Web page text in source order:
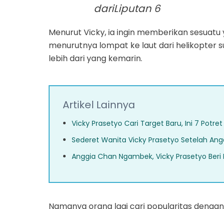
dariLiputan 6
Menurut Vicky, ia ingin memberikan
menurutnya lompat ke laut dari helikopter
lebih dari yang kemarin.
Artikel Lainnya
Vicky Prasetyo Cari Target Baru, Ini 7
Sederet Wanita Vicky Prasetyo Setelah
Anggia Chan Ngambek, Vicky Prasetyo
Namanya orang lagi cari popularitas